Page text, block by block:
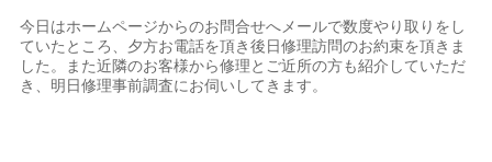
今日はホームページからのお問合せへメールで数度やり取りをし
ていたところ、夕方お電話を頂き後日修理訪問のお約束を頂きま
した。また近隣のお客様から修理とご近所の方も紹介していただ
き、明日修理事前調査にお伺いしてきます。